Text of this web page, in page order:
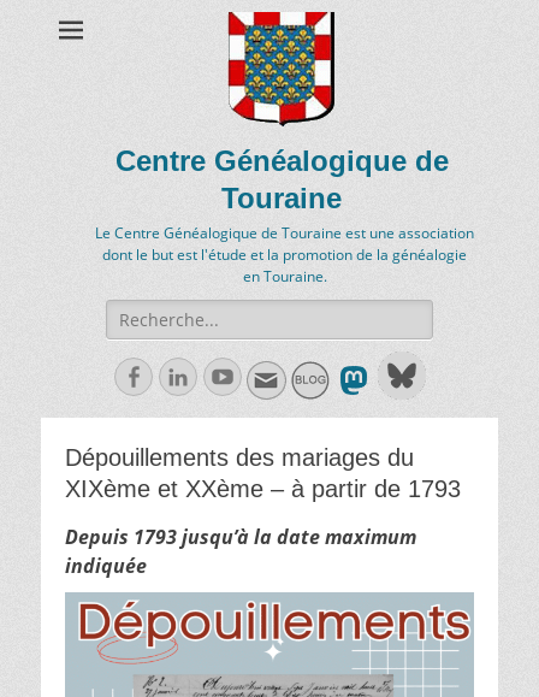
Centre Généalogique de
Touraine
Le Centre Généalogique de Touraine est une association
dont le but est l'étude et la promotion de la généalogie
en Touraine.
Recherche
de:
FacebookLinkedln
Youtube
Dépouillements des mariages du
XIXème et XXème – à partir de 1793
Depuis 1793 jusqu’à la date maximum
indiquée